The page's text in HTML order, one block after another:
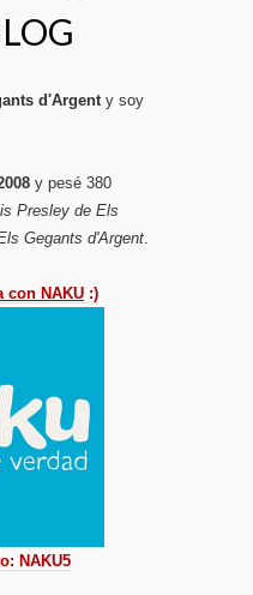
d'Argent y soy
y pesé 380
Presley de Els
Gegants d'Argent
con NAKU :)
NAKU5